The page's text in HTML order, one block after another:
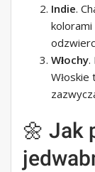
Indie.
Włochy.
🌼 Jak